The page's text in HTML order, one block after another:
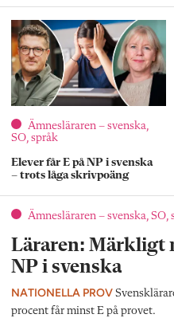
Ämnesläraren – svenska,
SO, språk
Elever får E på NP i svenska
– trots låga skrivpoäng
Ämnesläraren – svenska, SO,
Läraren: Märkligt
NP i svenska
NATIONELLA PROV
procent får minst E på provet.